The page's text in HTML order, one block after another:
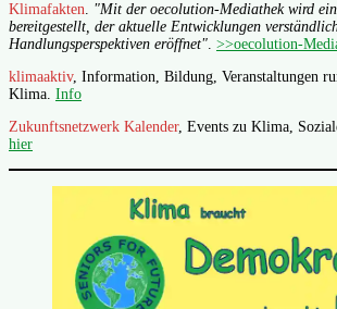
Klimafakten
"Mit der oecolution-Mediathek wird
bereitgestellt, der aktuelle Entwicklungen
Handlungsperspektiven eröffnet" >>oecolution-
klimaaktiv, Information, Bildung, Veranstaltungen
Klima. Info
Zukunftsnetzwerk Kalender, Events zu Klima,
hier